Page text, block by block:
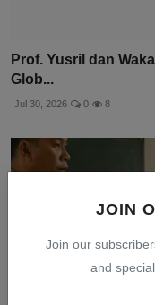
JOIN
Join our
and
Prof. Yusril dan
Glob...
Jul 30, 2026 0 8